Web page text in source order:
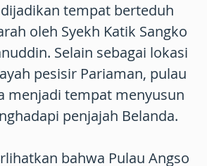
tempat berteduh
oleh Syekh Katik Sangko
Selain sebagai lokasi
pesisir Pariaman, pulau
menjadi tempat menyusun
penjajah Belanda.
bahwa Pulau Angso